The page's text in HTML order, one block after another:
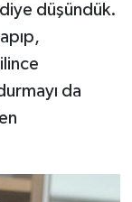
düşündük.
da